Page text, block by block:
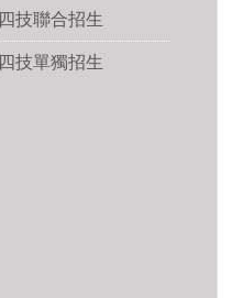
四技聯合招生
四技單獨招生